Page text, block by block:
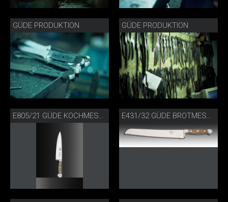
GÜDE PRODUKTION GÜDE PRODUKTION
E805/21 GÜDE KOCHMESSER FASSEICHE E431/32 GÜDE BROTMESSER FASSEICHE